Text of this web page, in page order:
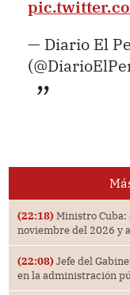
— Diario El
(22:18) Ministro Cuba:
noviembre del 2026 y
(22:08) Jefe del
en la administración